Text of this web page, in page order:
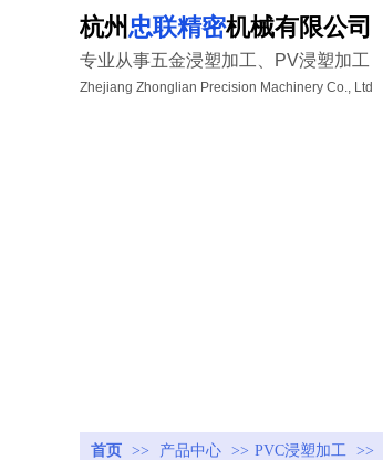
杭州忠联精密机械有限公司
Zhejiang Zhonglian Precision Machinery Co., Ltd
专业从事五金浸塑加工、PV浸塑加工
首页 >> 产品中心 >> PVC浸塑加工 >>